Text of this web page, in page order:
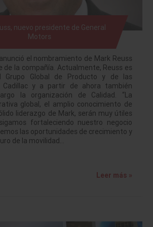
nuevo presidente de General
Motors
el nombramiento de Mark Reuss
de la compañía. Actualmente, Reuss es
Grupo Global de Producto y de las
Cadillac y a partir de ahora también
la organización de Calidad. “La
global, el amplio conocimiento de
liderazgo de Mark, serán muy útiles
fortaleciendo nuestro negocio
las oportunidades de crecimiento y
de la movilidad…
Leer más »